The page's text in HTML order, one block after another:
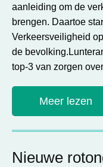
aanleiding om de
brengen. Daartoe
Verkeersveiligheid
de
top-3 van zorgen
Meer lezen
Nieuwe